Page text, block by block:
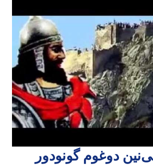
دوغوم گونودور